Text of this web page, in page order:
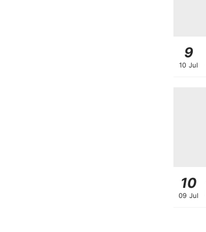
9
10 Jul
10
09 Jul